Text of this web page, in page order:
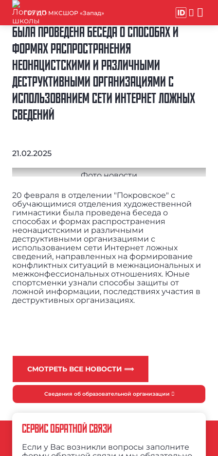
ГБУ ДО МКСШОР «Запад»
БЫЛА ПРОВЕДЕНА БЕСЕДА О СПОСОБАХ И
ФОРМАХ РАСПРОСТРАНЕНИЯ
НЕОНАЦИСТСКИМИ И РАЗЛИЧНЫМИ
ДЕСТРУКТИВНЫМИ ОРГАНИЗАЦИЯМИ С
ИСПОЛЬЗОВАНИЕМ СЕТИ ИНТЕРНЕТ ЛОЖНЫХ
СВЕДЕНИЙ
21.02.2025
20 февраля в отделении "Покровское" с
обучающимися отделения художественной
гимнастики была проведена беседа о
способах и формах распространения
неонацистскими и различными
деструктивными организациями с
использованием сети Интернет ложных
сведений, направленных на формирование
конфликтных ситуаций в межнациональных и
межконфессиональных отношениях. Юные
спортсменки узнали способы защиты от
ложной информации, последствиях участия в
деструктивных организациях.
СМОТРЕТЬ ВСЕ НОВОСТИ ⟹
Сведения об образовательной организации
СЕРВИС ОБРАТНОЙ СВЯЗИ
Если у Вас возникли вопросы заполните